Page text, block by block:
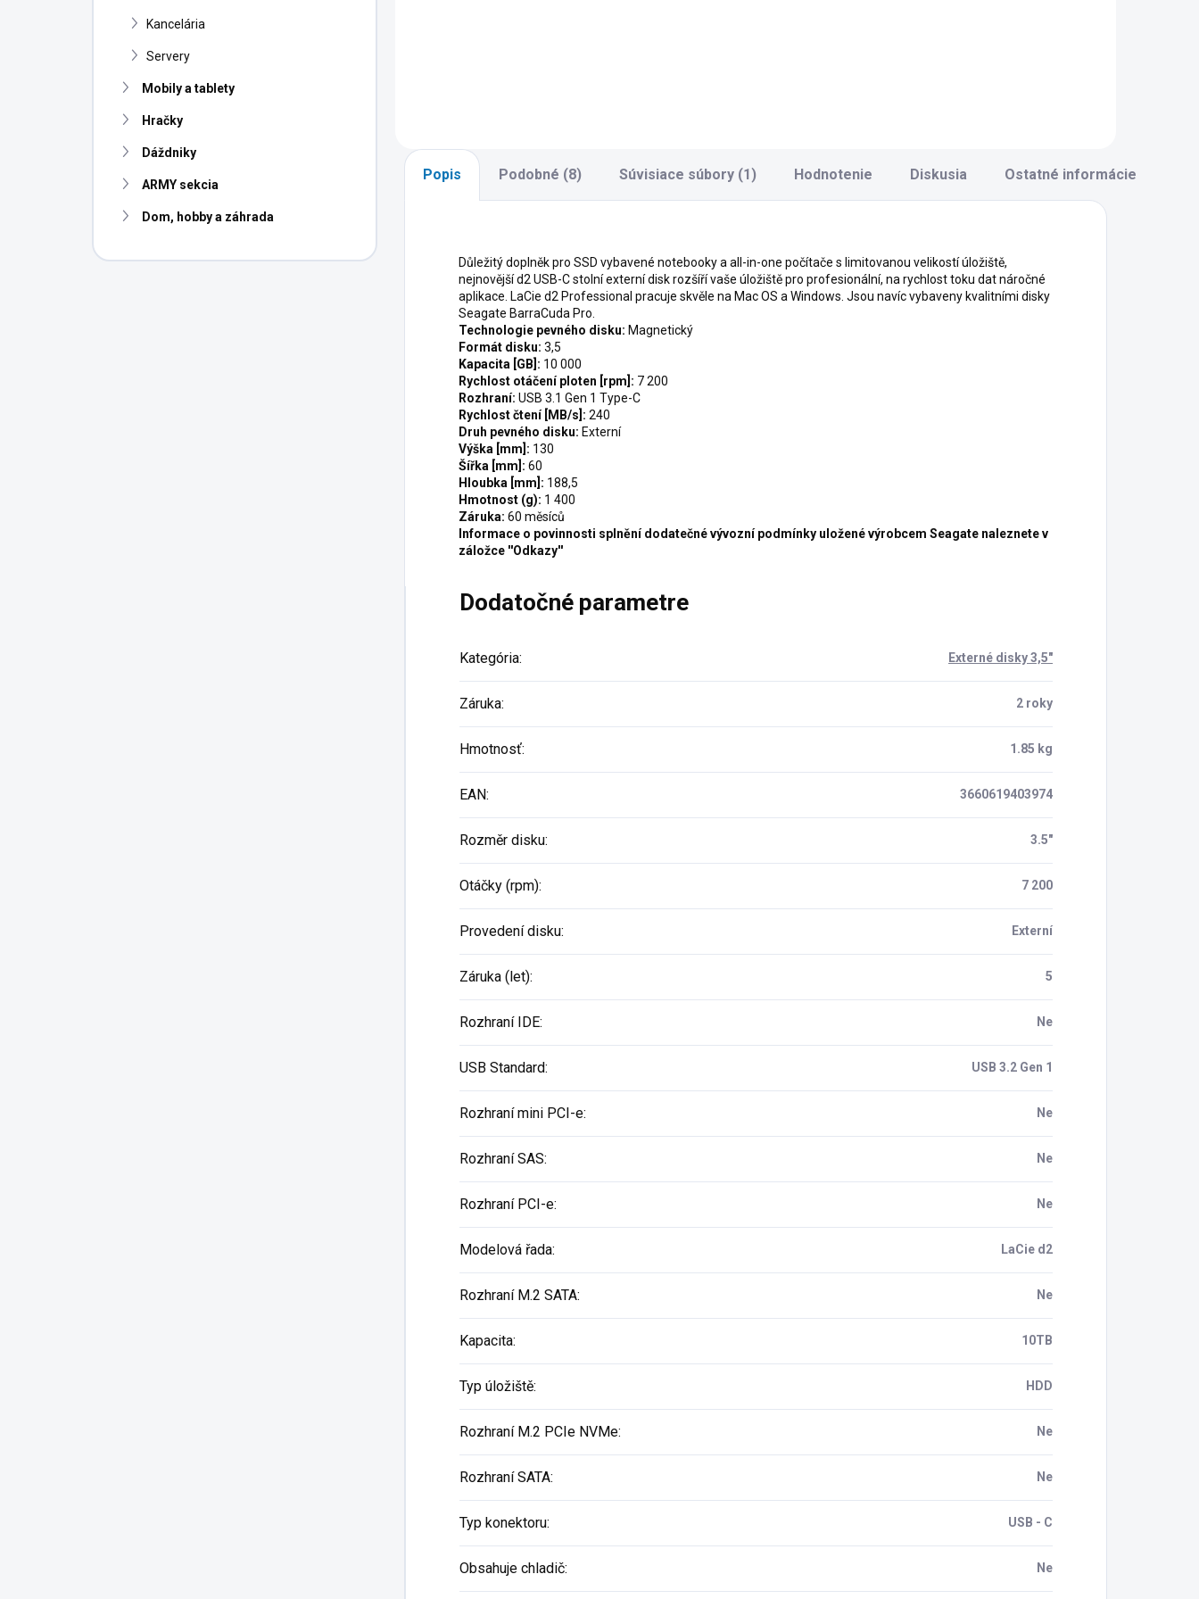
Kancelária
Servery
Mobily a tablety
Hračky
Dáždniky
ARMY sekcia
Dom, hobby a záhrada
Popis Podobné (8) Súvisiace súbory (1) Hodnotenie Diskusia Ostatné informácie
Důležitý doplněk pro SSD vybavené notebooky a all-in-one počítače s limitovanou velikostí úložiště,
nejnovější d2 USB-C stolní externí disk rozšíří vaše úložiště pro profesionální, na rychlost toku dat náročné
aplikace. LaCie d2 Professional pracuje skvěle na Mac OS a Windows. Jsou navíc vybaveny kvalitními disky
Seagate BarraCuda Pro.
Technologie pevného disku: Magnetický
Formát disku: 3,5
Kapacita [GB]: 10 000
Rychlost otáčení ploten [rpm]: 7 200
Rozhraní: USB 3.1 Gen 1 Type-C
Rychlost čtení [MB/s]: 240
Druh pevného disku: Externí
Výška [mm]: 130
Šířka [mm]: 60
Hloubka [mm]: 188,5
Hmotnost (g): 1 400
Záruka: 60 měsíců
Informace o povinnosti splnění dodatečné vývozní podmínky uložené výrobcem Seagate naleznete v
záložce ''Odkazy''
Dodatočné parametre
Kategória: Externé disky 3,5"
Záruka: 2 roky
Hmotnosť: 1.85 kg
EAN: 3660619403974
Rozměr disku: 3.5"
Otáčky (rpm): 7 200
Provedení disku: Externí
Záruka (let): 5
Rozhraní IDE: Ne
USB Standard: USB 3.2 Gen 1
Rozhraní mini PCI-e: Ne
Rozhraní SAS: Ne
Rozhraní PCI-e: Ne
Modelová řada: LaCie d2
Rozhraní M.2 SATA: Ne
Kapacita: 10TB
Typ úložiště: HDD
Rozhraní M.2 PCIe NVMe: Ne
Rozhraní SATA: Ne
Typ konektoru: USB - C
Obsahuje chladič: Ne